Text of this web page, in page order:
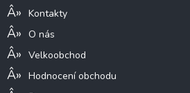
Kontakty
O nás
Velkoobchod
Hodnocení obchodu